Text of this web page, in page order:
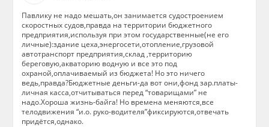
Павлику не надо мешать,он занимается судостроением
скоростных судов,правда на территории бюджетного
предприятия,используя при этом государственные(не его
личные):здание цеха,энергосети,отопление,грузовой
автотранспорт предприятия,склад ,территорию
береговую,акваторию водную и все это под
охраной,оплачиваемый из бюджета! Но это ничего
ведь,правда?Бюджетные деньги-да вот они,фонд зар.платы-
личная касса,отчитываться перед “товарищами” не
надо.Хороша жизнь-байга! Но времена меняются,все
телодвижения “и.о. руко-водителя”фиксируются,отвечать
придётся,однако.